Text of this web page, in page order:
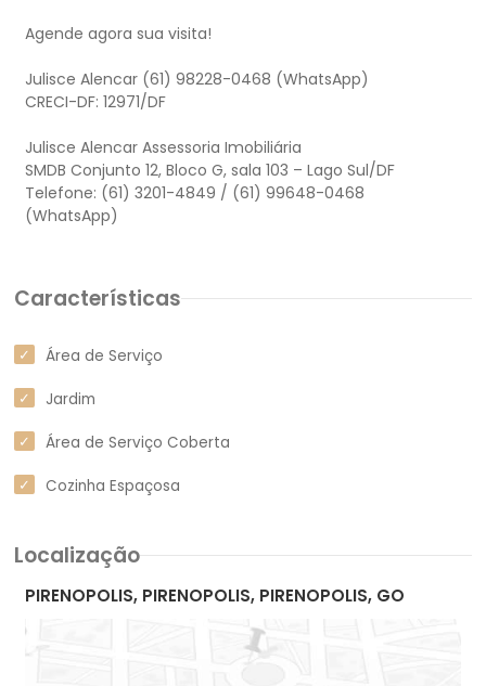
Agende agora sua visita!
Julisce Alencar (61) 98228-0468 (WhatsApp)
CRECI-DF: 12971/DF
Julisce Alencar Assessoria Imobiliária
SMDB Conjunto 12, Bloco G, sala 103 – Lago Sul/DF
Telefone: (61) 3201-4849 / (61) 99648-0468
Características
Área de Serviço
Jardim
Área de Serviço Coberta
Cozinha Espaçosa
Localização
PIRENOPOLIS, PIRENOPOLIS, PIRENOPOLIS, GO